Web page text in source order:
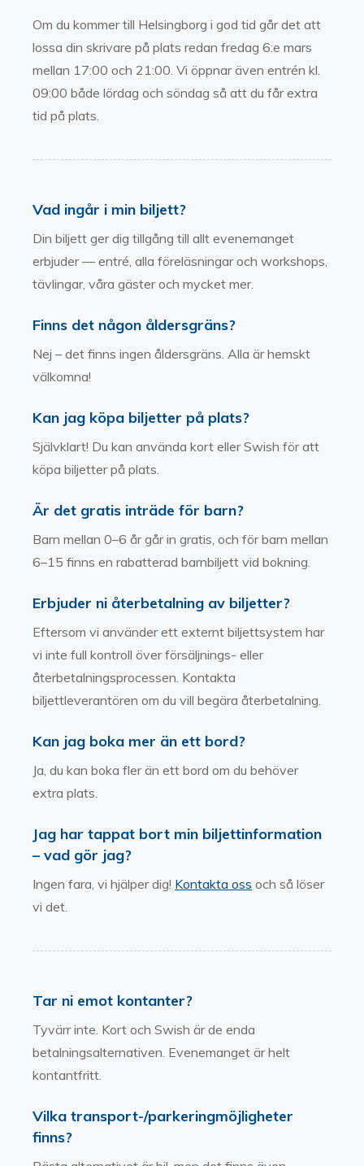
Om du kommer till Helsingborg i god tid går det att
lossa din skrivare på plats redan fredag 6:e mars
mellan 17:00 och 21:00. Vi öppnar även entrén kl.
09:00 både lördag och söndag så att du får extra
tid på plats.
Vad ingår i min biljett?
Din biljett ger dig tillgång till allt evenemanget
erbjuder — entré, alla föreläsningar och workshops,
tävlingar, våra gäster och mycket mer.
Finns det någon åldersgräns?
Nej – det finns ingen åldersgräns. Alla är hemskt
välkomna!
Kan jag köpa biljetter på plats?
Självklart! Du kan använda kort eller Swish för att
köpa biljetter på plats.
Är det gratis inträde för barn?
Barn mellan 0–6 år går in gratis, och för barn mellan
6–15 finns en rabatterad barnbiljett vid bokning.
Erbjuder ni återbetalning av biljetter?
Eftersom vi använder ett externt biljettsystem har
vi inte full kontroll över försäljnings- eller
återbetalningsprocessen. Kontakta
biljettleverantören om du vill begära återbetalning.
Kan jag boka mer än ett bord?
Ja, du kan boka fler än ett bord om du behöver
extra plats.
Jag har tappat bort min biljettinformation
– vad gör jag?
Ingen fara, vi hjälper dig! Kontakta oss och så löser
vi det.
Tar ni emot kontanter?
Tyvärr inte. Kort och Swish är de enda
betalningsalternativen. Evenemanget är helt
kontantfritt.
Vilka transport-/parkeringmöjligheter
finns?